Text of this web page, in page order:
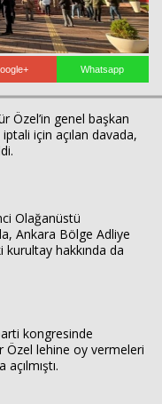
Whatsapp
Özel’in genel başkan
için açılan davada,
Olağanüstü
Ankara Bölge Adliye
kurultay hakkında da
kongresinde
Özel lehine oy vermeleri
Haberin Doğru Adresi.